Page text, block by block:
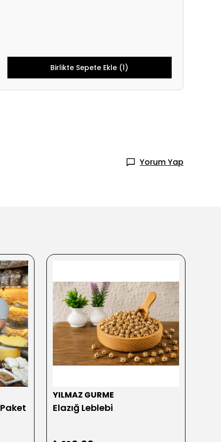
Birlikte Sepete Ekle (1)
Yorum Yap
YILMAZ GURME
Elazığ Leblebi